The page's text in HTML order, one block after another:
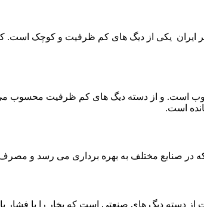
است.
مختلف به بهره برداری می رسد و مصرف پایینی